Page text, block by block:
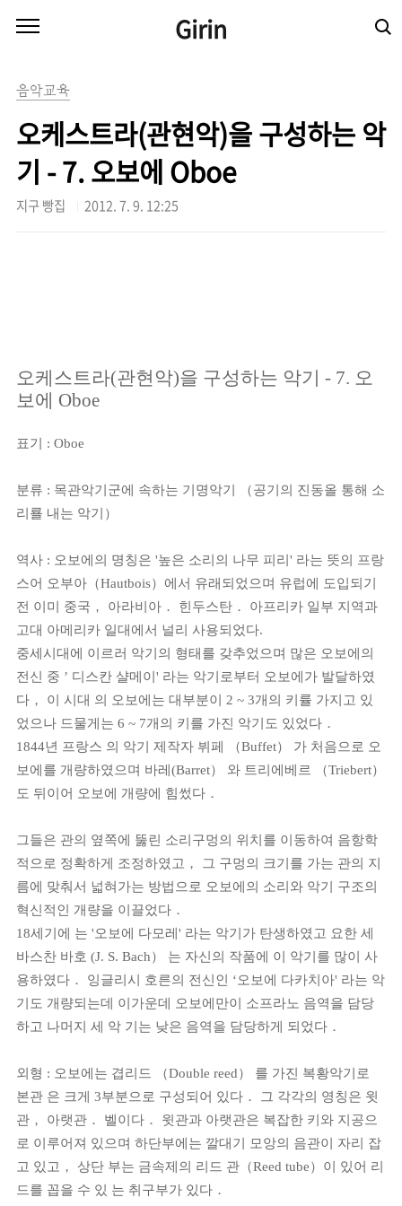
Girin
음악교육
오케스트라(관현악)을 구성하는 악
기 - 7. 오보에 Oboe
지구 빵집 2012. 7. 9. 12:25
오케스트라(관현악)을 구성하는 악기 - 7. 오
보에 Oboe
표기 : Oboe
분류 : 목관악기군에 속하는 기명악기 （공기의 진동올 통해 소
리룔 내는 악기）
역사 : 오보에의 명칭은 '높은 소리의 나무 피리' 라는 뜻의 프랑
스어 오부아（Hautbois）에서 유래되었으며 유럽에 도입되기
전 이미 중국， 아라비아． 힌두스탄． 아프리카 일부 지역과
고대 아메리카 일대에서 널리 사용되었다.
중세시대에 이르러 악기의 형태를 갖추었으며 많은 오보에의
전신 중 ’ 디스칸 샬메이' 라는 악기로부터 오보에가 발달하였
다， 이 시대 의 오보에는 대부분이 2 ~ 3개의 키률 가지고 있
었으나 드물게는 6 ~ 7개의 키를 가진 악기도 있었다．
1844년 프랑스 의 악기 제작자 뷔페 （Buffet） 가 처음으로 오
보에를 개량하였으며 바레(Barret） 와 트리에베르 （Triebert）
도 뒤이어 오보에 개량에 힘썼다．
그들은 관의 옆쪽에 뚫린 소리구멍의 위치를 이동하여 음항학
적으로 정확하게 조정하였고， 그 구멍의 크기를 가는 관의 지
름에 맞춰서 넓혀가는 방법으로 오보에의 소리와 악기 구조의
혁신적인 개량을 이끌었다．
18세기에 는 '오보에 다모레' 라는 악기가 탄생하였고 요한 세
바스찬 바호 (J. S. Bach） 는 자신의 작품에 이 악기를 많이 사
용하였다． 잉글리시 호른의 전신인 ‘오보에 다카치아' 라는 악
기도 개량되는데 이가운데 오보에만이 소프라노 음역을 담당
하고 나머지 세 악 기는 낮은 음역을 담당하게 되었다．
외형 : 오보에는 겹리드 （Double reed） 를 가진 복황악기로
본관 은 크게 3부분으로 구성되어 있다． 그 각각의 영칭은 윗
관， 아랫관． 벨이다． 윗관과 아랫관은 복잡한 키와 지공으
로 이루어져 있으며 하단부에는 깔대기 모앙의 음관이 자리 잡
고 있고， 상단 부는 금속제의 리드 관（Reed tube）이 있어 리
드를 꼽을 수 있 는 취구부가 있다．